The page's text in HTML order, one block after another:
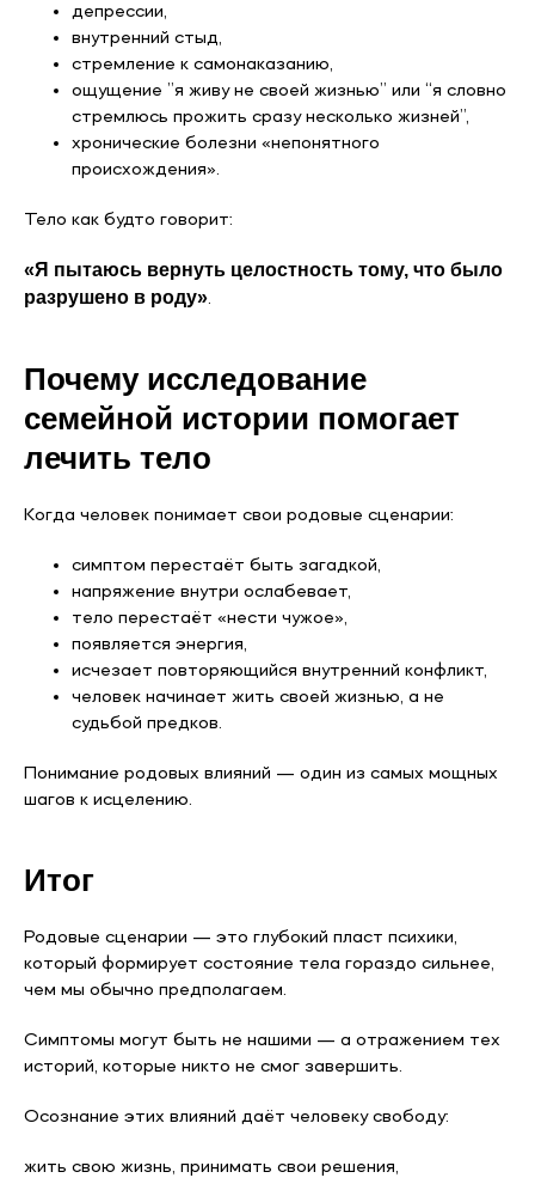
депрессии,
внутренний стыд,
стремление к самонаказанию,
ощущение ”я живу не своей жизнью” или “я словно
стремлюсь прожить сразу несколько жизней”,
хронические болезни «непонятного
происхождения».
Тело как будто говорит:
«Я пытаюсь вернуть целостность тому, что было
разрушено в роду».
Почему исследование
семейной истории помогает
лечить тело
Когда человек понимает свои родовые сценарии:
симптом перестаёт быть загадкой,
напряжение внутри ослабевает,
тело перестаёт «нести чужое»,
появляется энергия,
исчезает повторяющийся внутренний конфликт,
человек начинает жить своей жизнью, а не
судьбой предков.
Понимание родовых влияний — один из самых мощных
шагов к исцелению.
Итог
Родовые сценарии — это глубокий пласт психики,
который формирует состояние тела гораздо сильнее,
чем мы обычно предполагаем.
Симптомы могут быть не нашими — а отражением тех
историй, которые никто не смог завершить.
Осознание этих влияний даёт человеку свободу:
жить свою жизнь, принимать свои решения,